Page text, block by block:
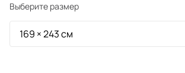
Выберите размер